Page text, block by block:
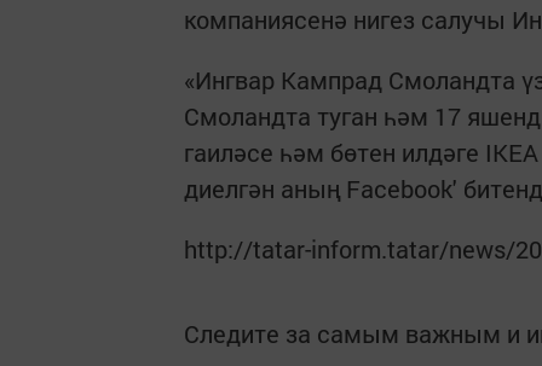
компаниясенә нигез салучы
«Ингвар Кампрад Смоландта
Смоландта туган һәм 17
гаиләсе һәм бөтен илдәге
диелгән аның Facebook'
http://tatar-inform.tatar/news/
Следите за самым важным и